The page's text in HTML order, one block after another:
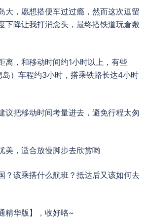
大，愿想搭便车过过瘾，然而这次逗留
下降让我打消念头，最终搭铁道玩倉敷
离，和移动时间约1小时以上，有些
岛）车程约3小时，搭乘铁路长达4小时
议把移动时间考量进去，避免行程太匆
美，适合放慢脚步去欣赏哟
？该乘搭什么航班？抵达后又该如何去
精华版】，收好咯~